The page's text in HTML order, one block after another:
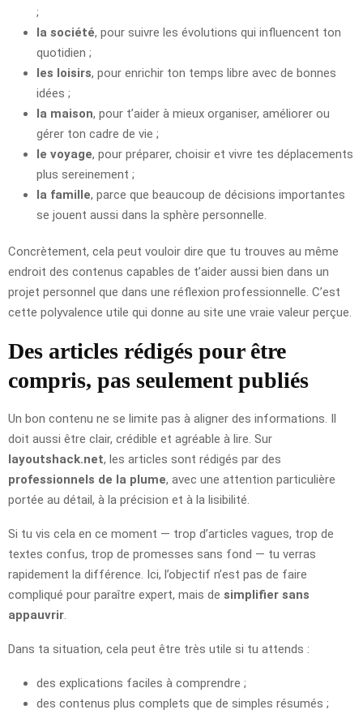
;
la société, pour suivre les évolutions qui influencent ton
quotidien ;
les loisirs, pour enrichir ton temps libre avec de bonnes
idées ;
la maison, pour t’aider à mieux organiser, améliorer ou
gérer ton cadre de vie ;
le voyage, pour préparer, choisir et vivre tes déplacements
plus sereinement ;
la famille, parce que beaucoup de décisions importantes
se jouent aussi dans la sphère personnelle.
Concrètement, cela peut vouloir dire que tu trouves au même
endroit des contenus capables de t’aider aussi bien dans un
projet personnel que dans une réflexion professionnelle. C’est
cette polyvalence utile qui donne au site une vraie valeur perçue.
Des articles rédigés pour être
compris, pas seulement publiés
Un bon contenu ne se limite pas à aligner des informations. Il
doit aussi être clair, crédible et agréable à lire. Sur
layoutshack.net, les articles sont rédigés par des
professionnels de la plume, avec une attention particulière
portée au détail, à la précision et à la lisibilité.
Si tu vis cela en ce moment — trop d’articles vagues, trop de
textes confus, trop de promesses sans fond — tu verras
rapidement la différence. Ici, l’objectif n’est pas de faire
compliqué pour paraître expert, mais de simplifier sans
appauvrir.
Dans ta situation, cela peut être très utile si tu attends :
des explications faciles à comprendre ;
des contenus plus complets que de simples résumés ;